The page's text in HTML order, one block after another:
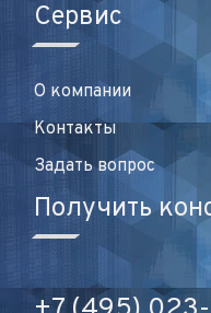
Сервис
О компании
Контакты
Задать вопрос
Получить